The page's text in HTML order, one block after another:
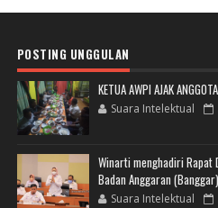
POSTING UNGGULAN
KETUA AWPI AJAK
Suara Intelektual
Winarti menghadiri Rapat
Badan Anggaran
Suara Intelektual